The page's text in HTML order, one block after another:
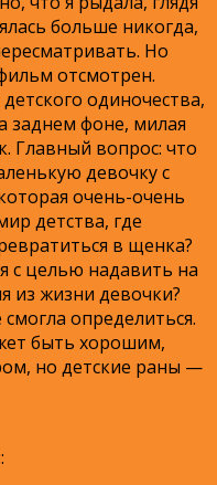
больше никогда,
Но
отсмотрен.
одиночества,
заднем фоне, милая
Главный вопрос: что
девочку с
очень-очень
детства, где
в щенка?
с целью надавить на
из жизни девочки?
определиться.
быть хорошим,
но детские раны —
: